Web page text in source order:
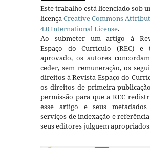
Este trabalho está licenciado sob
licençaCreative Commons
4.0 International License.
Ao submeter um artigo à
Espaço do Currículo (REC) e
aprovado, os autores
ceder, sem remuneração, os
direitos à Revista Espaço do
os direitos de primeira
permissão para que a REC
esse artigo e seus metadados
serviços de indexação e
seus editores julguem